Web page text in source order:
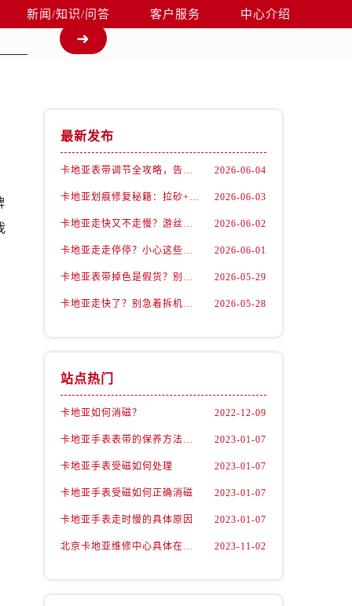
新闻/知识/问答 客户服务 中心介绍
最新发布
卡地亚表带调节全攻略，告别过短烦恼 2026-06-04
卡地亚划痕修复秘籍：拉砂+抛光双工艺还原如新 2026-06-03
卡地亚走快又不走慢？游丝问题你了解多少？ 2026-06-02
卡地亚走走停停？小心这些隐藏杀手 2026-06-01
卡地亚表带掉色是假货？别急，可能是这些日常习惯惹的祸 2026-05-29
卡地亚走快了？别急着拆机，先做这一步 2026-05-28
站点热门
卡地亚如何消磁？ 2022-12-09
卡地亚手表表带的保养方法有哪些？ 2023-01-07
卡地亚手表受磁如何处理 2023-01-07
卡地亚手表受磁如何正确消磁 2023-01-07
卡地亚手表走时慢的具体原因 2023-01-07
北京卡地亚维修中心具体在哪里？ 2023-11-02